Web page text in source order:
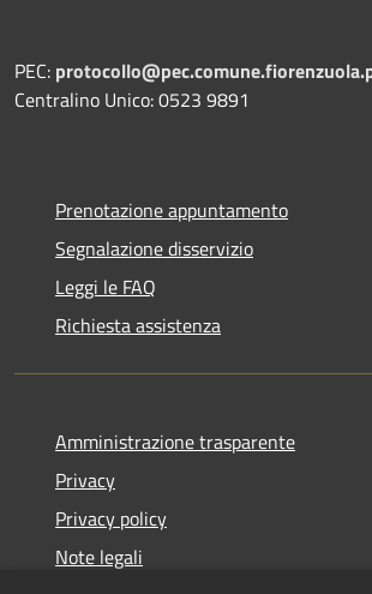
PEC:
Centralino Unico: 0523 9891
Prenotazione appuntamento
Segnalazione disservizio
Leggi le FAQ
Richiesta assistenza
Amministrazione trasparente
Privacy
Privacy policy
Note legali